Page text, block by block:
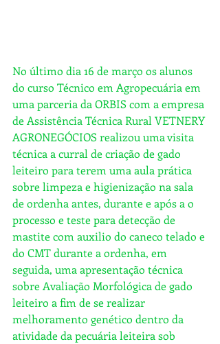
No último dia 16 de março os alunos
do curso Técnico em Agropecuária em
uma parceria da ORBIS com a empresa
de Assistência Técnica Rural VETNERY
AGRONEGÓCIOS realizou uma visita
técnica a curral de criação de gado
leiteiro para terem uma aula prática
sobre limpeza e higienização na sala
de ordenha antes, durante e após a o
processo e teste para detecção de
mastite com auxilio do caneco telado e
do CMT durante a ordenha, em
seguida, uma apresentação técnica
sobre Avaliação Morfológica de gado
leiteiro a fim de se realizar
melhoramento genético dentro da
atividade da pecuária leiteira sob